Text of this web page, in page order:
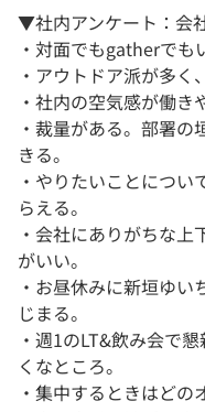
▼社内アンケート：会
・対面でもgatherでも
・アウトドア派が多く
・社内の空気感が働き
・裁量がある。部署
きる。
・やりたいことにつ
らえる。
・会社にありがちな
がいい。
・お昼休みに新垣ゆ
じまる。
・週1のLT&飲み会で
くなところ。
・集中するときはど